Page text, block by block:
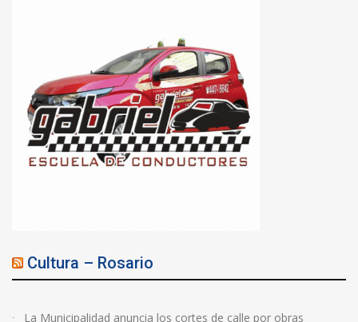
Cultura – Rosario
La Municipalidad anuncia los cortes de calle por obras